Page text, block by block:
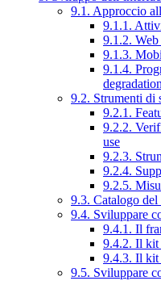
9.1. Approccio
9.1.1.
9.1.2. Web
9.1.3.
9.1.4.
degradation
9.2. Strumenti di
9.2.1.
9.2.2.
use
9.2.3.
9.2.4.
9.2.5.
9.3. Catalogo del
9.4. Sviluppare
9.4.1. Il
9.4.2. Il kit
9.4.3. Il
9.5. Sviluppare